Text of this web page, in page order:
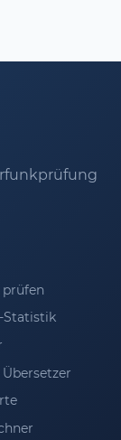
prüfen
Statistik